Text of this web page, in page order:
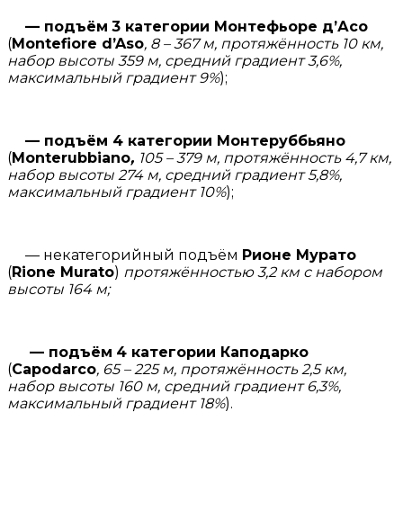
— подъём 3 категории Монтефьоре д’Асо
(Montefiore d’Aso, 8– 367 м, протяжённость 10 км,
набор высоты 359 м, средний градиент 3,6%,
максимальный градиент 9%);
— подъём 4 категории Монтеруббьяно
(Monterubbiano, 105– 379 м, протяжённость 4,7 км,
набор высоты 274 м, средний градиент 5,8%,
максимальный градиент 10%);
— некатегорийный подъём Рионе Мурато
(Rione Murato) протяжённостью 3,2 км с набором
высоты 164 м;
— подъём 4 категории Каподарко
(Capodarco, 65– 225 м, протяжённость 2,5 км,
набор высоты 160 м, средний градиент 6,3%,
максимальный градиент 18%).